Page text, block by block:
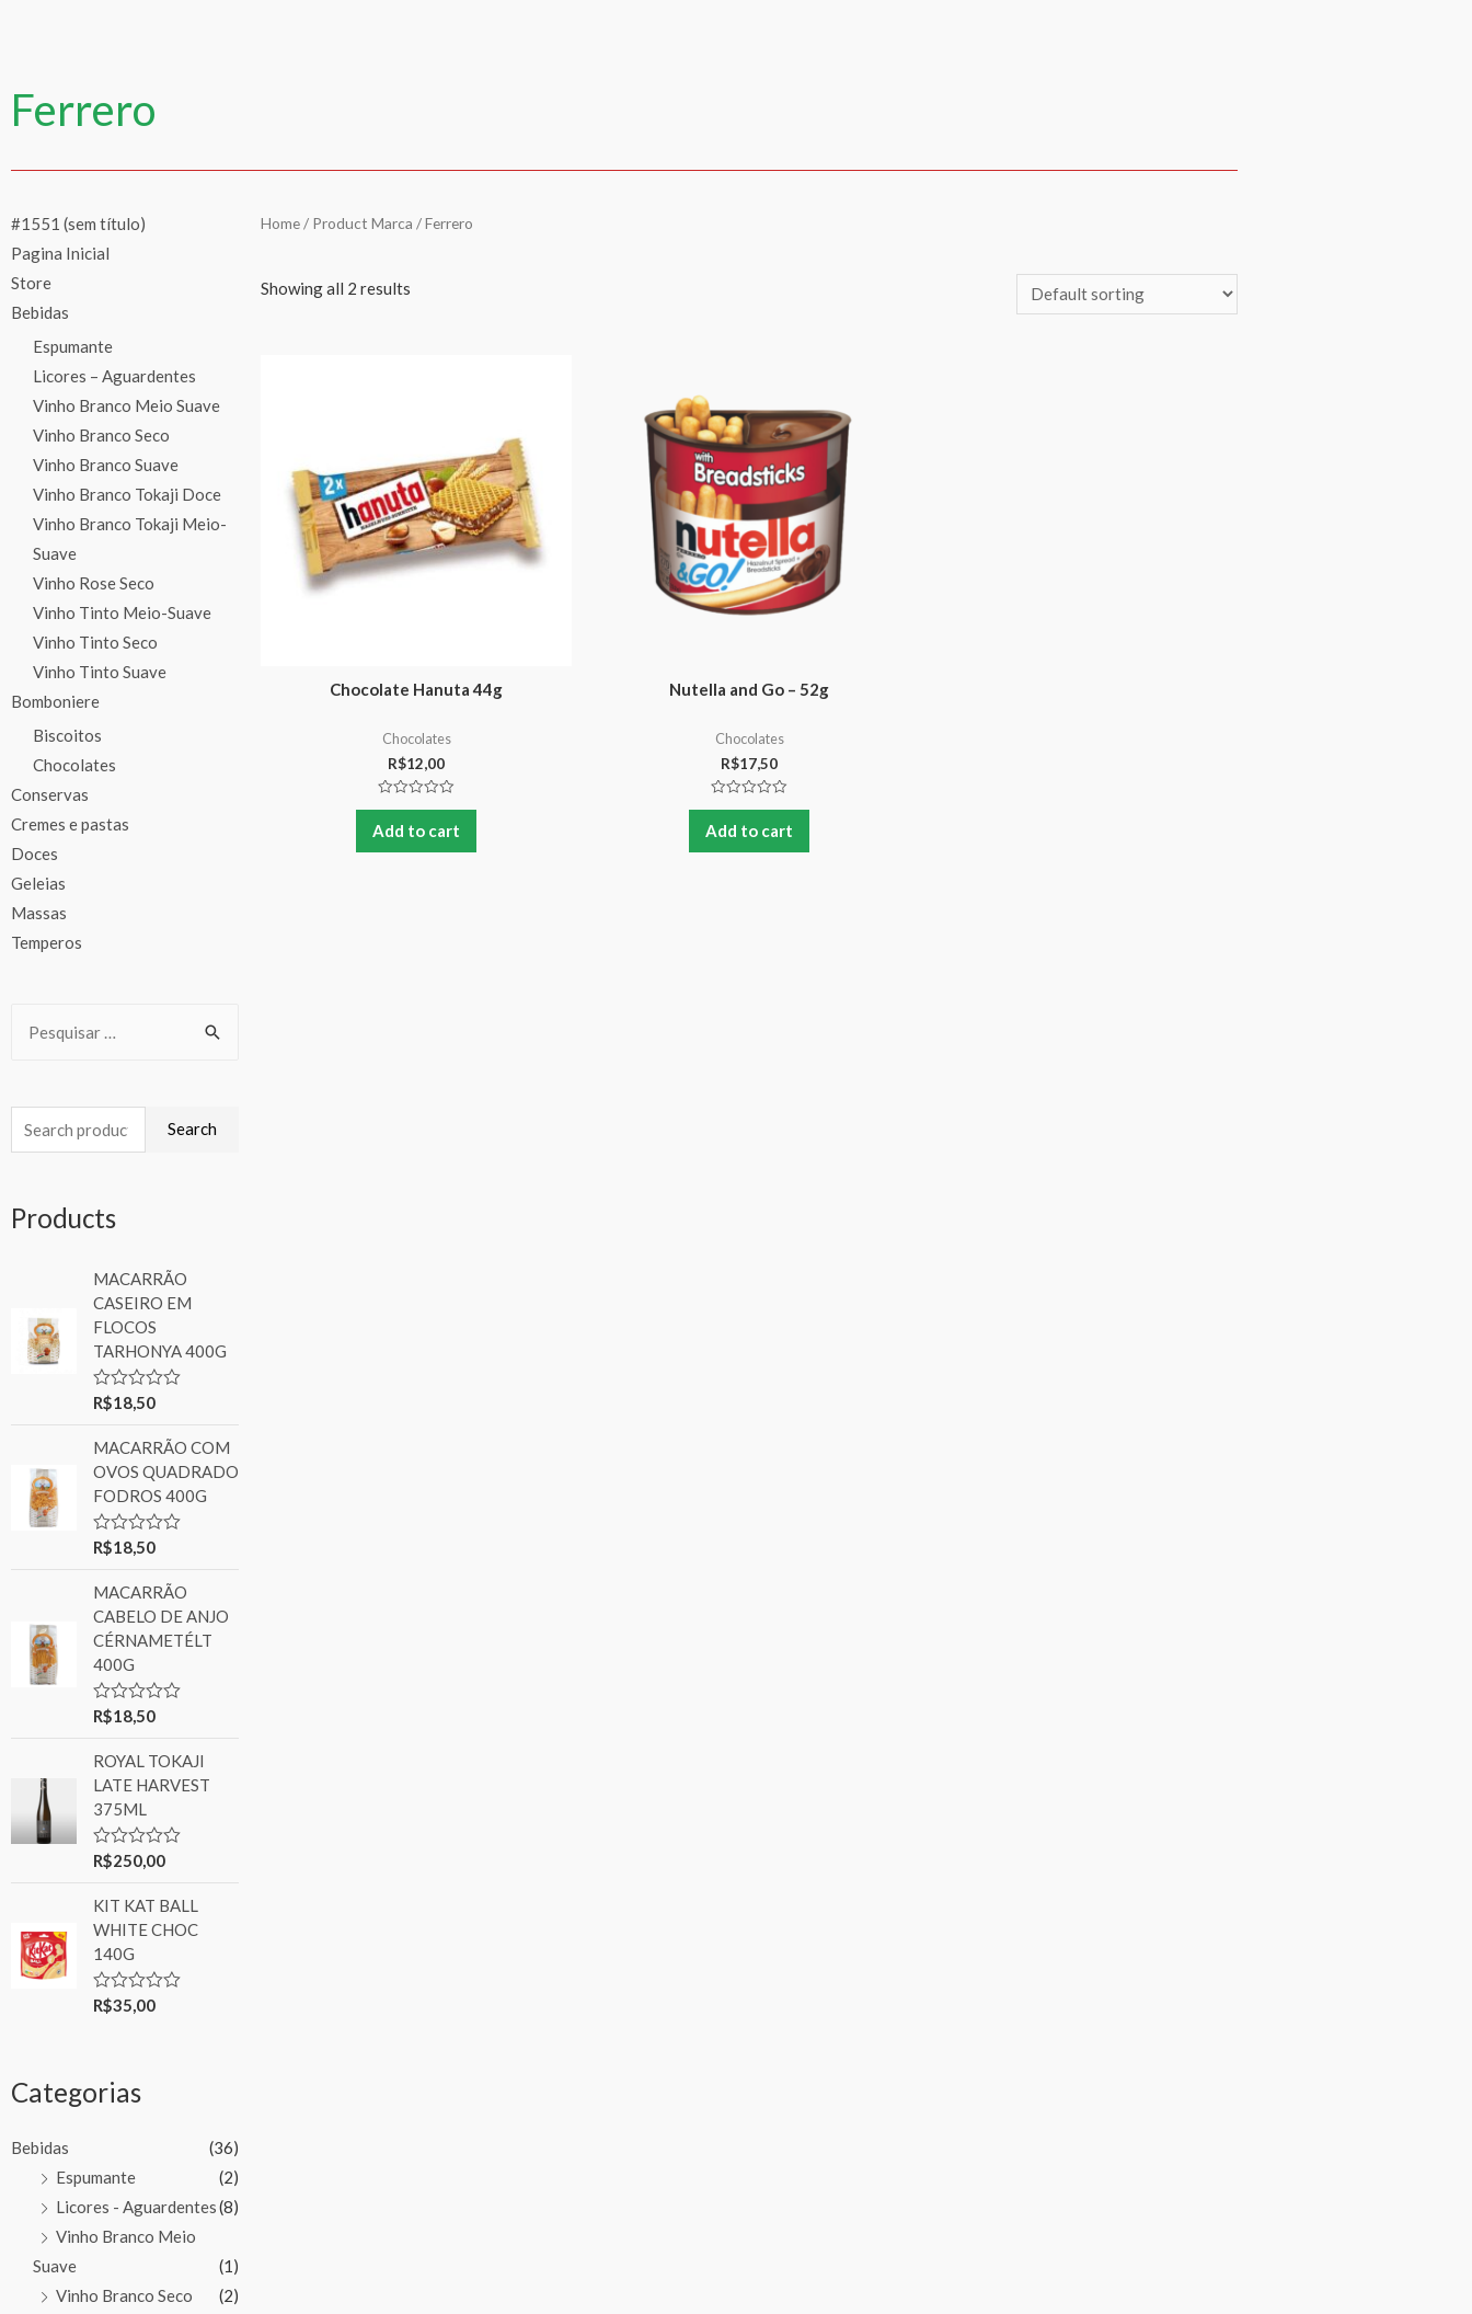
Ferrero
#1551 (sem título)
Pagina Inicial
Store
Bebidas
Espumante
Licores – Aguardentes
Vinho Branco Meio Suave
Vinho Branco Seco
Vinho Branco Suave
Vinho Branco Tokaji Doce
Vinho Branco Tokaji Meio-
Suave
Vinho Rose Seco
Vinho Tinto Meio-Suave
Vinho Tinto Seco
Vinho Tinto Suave
Bomboniere
Biscoitos
Chocolates
Conservas
Cremes e pastas
Doces
Geleias
Massas
Temperos
Search
Products
MACARRÃO
CASEIRO EM
FLOCOS
TARHONYA 400G
Rated
of
5
R$18,50
MACARRÃO COM
OVOS QUADRADO
FODROS 400G
Rated
of
5
R$18,50
MACARRÃO
CABELO DE ANJO
CÉRNAMETÉLT
400G
Rated
of
5
R$18,50
ROYAL TOKAJI
LATE HARVEST
375ML
Rated
of
5
R$250,00
KIT KAT BALL
WHITE CHOC
140G
Rated
R$35,00
Categorias
Bebidas
(36)
Espumante
(2)
Licores - Aguardentes(8)
Vinho Branco Meio
Suave
(1)
Vinho Branco Seco
(2)
Home/ Product Marca / Ferrero
Showing all 2 results
Chocolate Hanuta 44g
Chocolates
R$12,00
Rated
out
Add to cart
Nutella and Go – 52g
Chocolates
R$17,50
Rated
out
Add to cart